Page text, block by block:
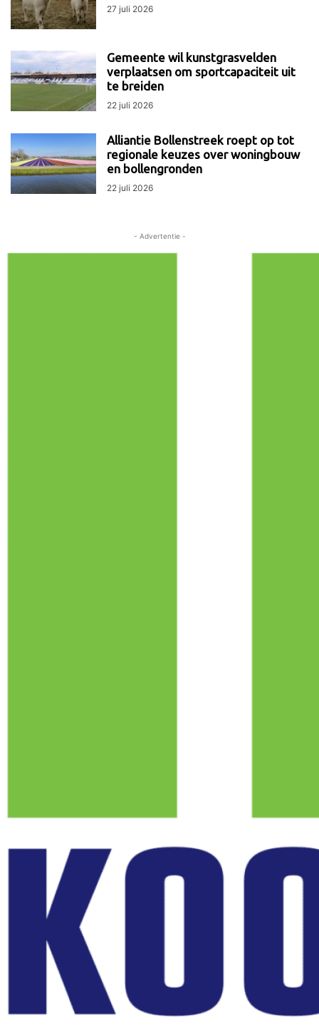
27 juli 2026
Gemeente wil kunstgrasvelden
verplaatsen om sportcapaciteit uit
te breiden
22 juli 2026
Alliantie Bollenstreek roept op tot
regionale keuzes over woningbouw
en bollengronden
22 juli 2026
- Advertentie -